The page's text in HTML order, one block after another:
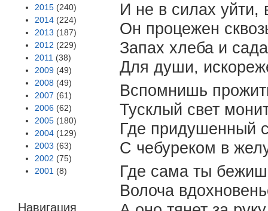
2015 (240)
2014 (224)
2013 (187)
2012 (229)
2011 (38)
2009 (49)
2008 (49)
2007 (61)
2006 (62)
2005 (180)
2004 (129)
2003 (63)
2002 (75)
2001 (8)
Навигация
И не в силах уйти,
Он процежен
Запах хлеба и
Для души,
Вспомнишь
Тусклый свет
Где придушенный
С чебуреком в
Где сама ты
Волоча